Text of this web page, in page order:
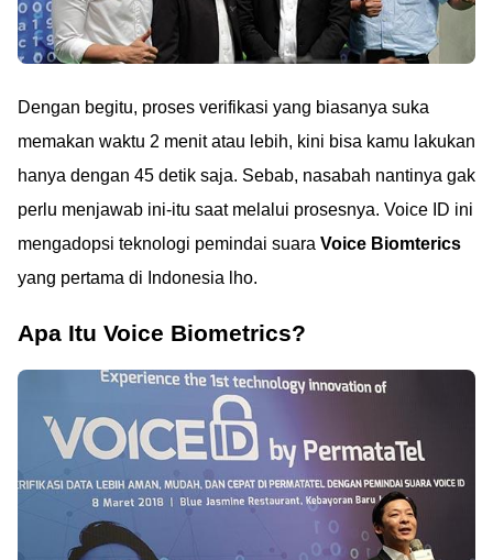
Dengan begitu, proses verifikasi yang biasanya suka
memakan waktu 2 menit atau lebih, kini bisa kamu lakukan
hanya dengan 45 detik saja. Sebab, nasabah nantinya gak
perlu menjawab ini-itu saat melalui prosesnya. Voice ID ini
mengadopsi teknologi pemindai suara Voice Biomterics
yang pertama di Indonesia lho.
Apa Itu Voice Biometrics?